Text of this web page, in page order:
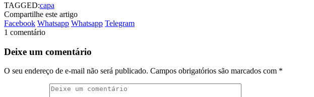
TAGGED:capa
Compartilhe este artigo
Facebook Whatsapp Whatsapp Telegram
1 comentário
Deixe um comentário
O seu endereço de e-mail não será publicado. Campos obrigatórios são marcados com *